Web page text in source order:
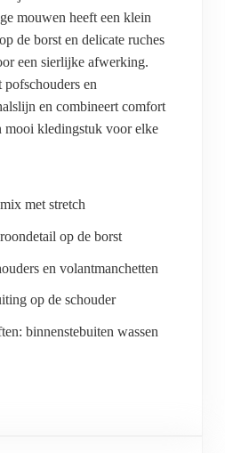
mouwen heeft een klein
de borst en delicate ruches
een sierlijke afwerking.
en
en combineert comfort
mooi kledingstuk voor elke
met stretch
op de borst
en volantmanchetten
op de schouder
binnenstebuiten wassen